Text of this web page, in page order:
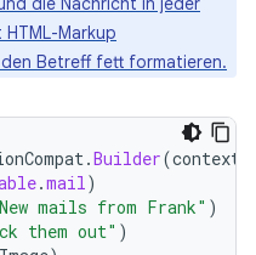
Markup
Betreff fett formatieren.
.Builder(context
.mail)
mails from Frank" )
them out" )